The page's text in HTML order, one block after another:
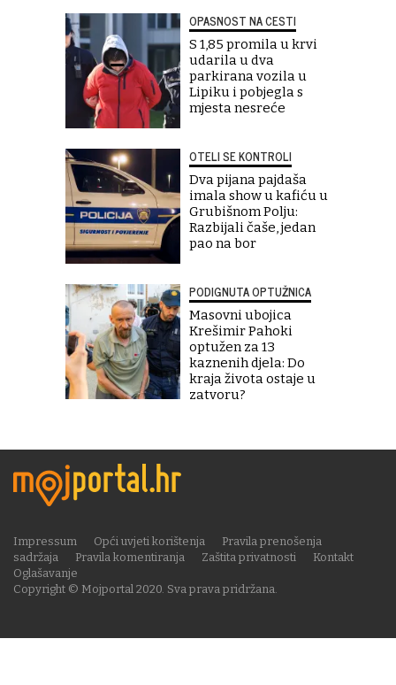
OPASNOST NA CESTI
S 1,85 promila u krvi
udarila u dva
parkirana vozila u
Lipiku i pobjegla s
mjesta nesreće
OTELI SE KONTROLI
Dva pijana pajdaša
imala show u kafiću u
Grubišnom Polju:
Razbijali čaše, jedan
pao na bor
PODIGNUTA OPTUŽNICA
Masovni ubojica
Krešimir Pahoki
optužen za 13
kaznenih djela: Do
kraja života ostaje u
zatvoru?
Copyright © Mojportal 2020. Sva prava pridržana.
Impressum Opći uvjeti korištenja
Pravila prenošenja
sadržaja
Pravila komentiranja Zaštita privatnosti
Kontakt
Oglašavanje